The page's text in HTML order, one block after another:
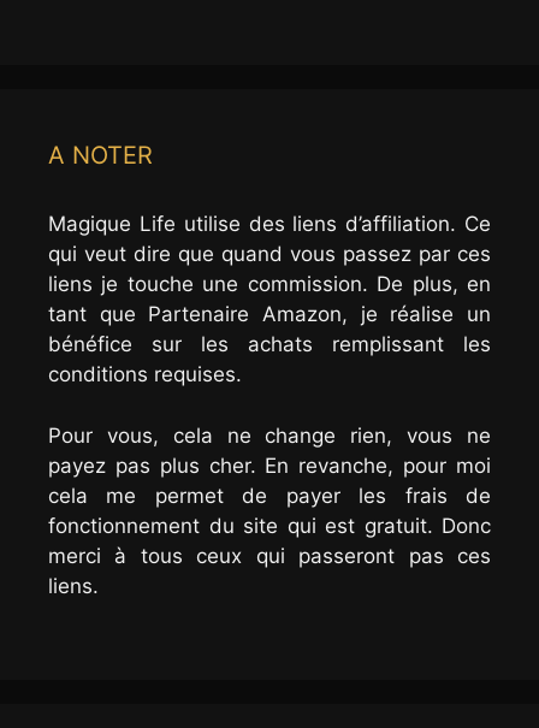
A NOTER
Magique Life utilise des liens d’affiliation. Ce
qui veut dire que quand vous passez par ces
liens je touche une commission. De plus, en
tant que Partenaire Amazon, je réalise un
bénéfice sur les achats remplissant les
conditions requises.
Pour vous, cela ne change rien, vous ne
payez pas plus cher. En revanche, pour moi
cela me permet de payer les frais de
fonctionnement du site qui est gratuit. Donc
merci à tous ceux qui passeront pas ces
liens.